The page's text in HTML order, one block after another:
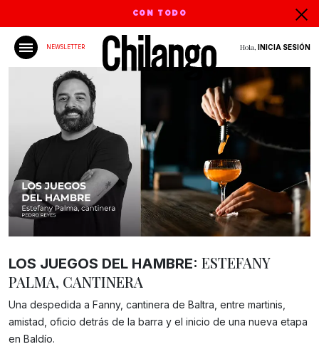
CON TODO
NEWSLETTER Hola, INICIA SESIÓN
Gracias!
LOS JUEGOS DEL HAMBRE: ESTEFANY
PALMA, CANTINERA
Una despedida a Fanny, cantinera de Baltra, entre martinis,
amistad, oficio detrás de la barra y el inicio de una nueva etapa
en Baldío.